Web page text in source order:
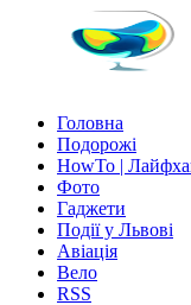
Головна
Подорожі
HowTo |
Фото
Гаджети
Події у Львові
Авіація
Вело
RSS